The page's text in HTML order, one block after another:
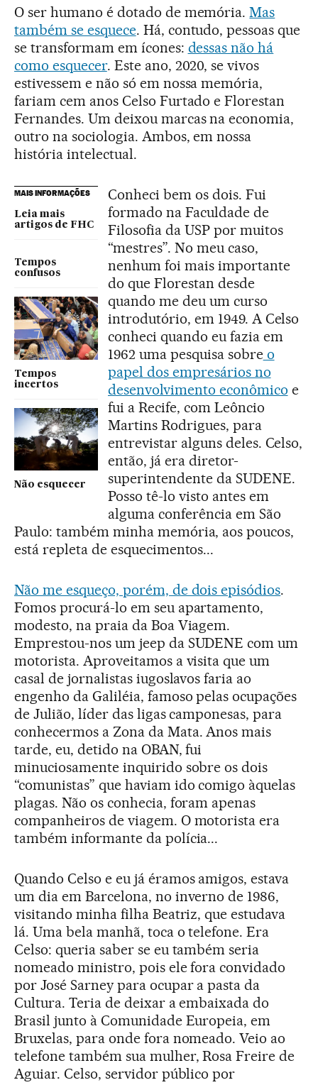
O ser humano é dotado de memória.Mas
também se esquece. Há, contudo, pessoas que
se transformam em ícones: dessas não há
como esquecer. Este ano, 2020, se vivos
estivessem e não só em nossa memória,
fariam cem anos Celso Furtado e Florestan
Fernandes. Um deixou marcas na economia,
outro na sociologia. Ambos, em nossa
história intelectual.
MAIS INFORMAÇÕES
Leia mais
artigos de FHC
Tempos
confusos
Tempos
incertos
Não esquecer
Conheci bem os dois. Fui
formado na Faculdade de
Filosofia da USP por muitos
“mestres”. No meu caso,
nenhum foi mais importante
do que Florestan desde
quando me deu um curso
introdutório, em 1949. A Celso
conheci quando eu fazia em
1962 uma pesquisa sobreo
papel dos empresários no
desenvolvimento econômico e
fui a Recife, com Leôncio
Martins Rodrigues, para
entrevistar alguns deles. Celso,
então, já era diretor-
superintendente da SUDENE.
Posso tê-lo visto antes em
alguma conferência em São
Paulo: também minha memória, aos poucos,
está repleta de esquecimentos...
Não me esqueço, porém, de dois episódios.
Fomos procurá-lo em seu apartamento,
modesto, na praia da Boa Viagem.
Emprestou-nos um jeep da SUDENE com um
motorista. Aproveitamos a visita que um
casal de jornalistas iugoslavos faria ao
engenho da Galiléia, famoso pelas ocupações
de Julião, líder das ligas camponesas, para
conhecermos a Zona da Mata. Anos mais
tarde, eu, detido na OBAN, fui
minuciosamente inquirido sobre os dois
“comunistas” que haviam ido comigo àquelas
plagas. Não os conhecia, foram apenas
companheiros de viagem. O motorista era
também informante da polícia...
Quando Celso e eu já éramos amigos, estava
um dia em Barcelona, no inverno de 1986,
visitando minha filha Beatriz, que estudava
lá. Uma bela manhã, toca o telefone. Era
Celso: queria saber se eu também seria
nomeado ministro, pois ele fora convidado
por José Sarney para ocupar a pasta da
Cultura. Teria de deixar a embaixada do
Brasil junto à Comunidade Europeia, em
Bruxelas, para onde fora nomeado. Veio ao
telefone também sua mulher, Rosa Freire de
Aguiar. Celso, servidor público por